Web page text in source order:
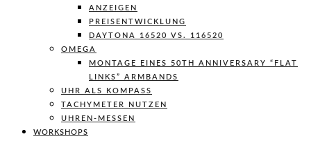
ANZEIGEN
PREISENTWICKLUNG
DAYTONA 16520 VS. 116520
OMEGA
MONTAGE EINES 50TH ANNIVERSARY “FLAT
LINKS” ARMBANDS
UHR ALS KOMPASS
TACHYMETER NUTZEN
UHREN-MESSEN
WORKSHOPS